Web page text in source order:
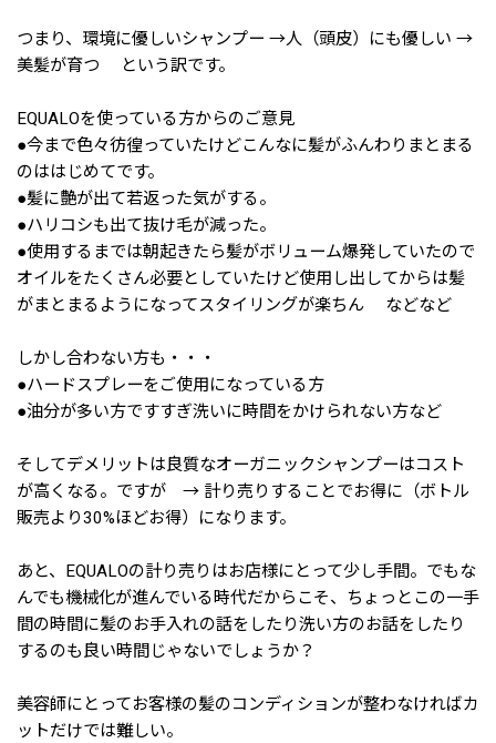
つまり、環境に優しいシャンプー →人（頭皮）にも優しい →
美髪が育つ という訳です。
EQUALOを使っている方からのご意見
●今まで色々彷徨っていたけどこんなに髪がふんわりまとまる
のははじめてです。
●髪に艶が出て若返った気がする。
●ハリコシも出て抜け毛が減った。
●使用するまでは朝起きたら髪がボリューム爆発していたので
オイルをたくさん必要としていたけど使用し出してからは髪
がまとまるようになってスタイリングが楽ちん などなど
しかし合わない方も・・・
●ハードスプレーをご使用になっている方
●油分が多い方ですすぎ洗いに時間をかけられない方など
そしてデメリットは良質なオーガニックシャンプーはコスト
が高くなる。ですが → 計り売りすることでお得に（ボトル
販売より30%ほどお得）になります。
あと、EQUALOの計り売りはお店様にとって少し手間。でもな
んでも機械化が進んでいる時代だからこそ、ちょっとこの一手
間の時間に髪のお手入れの話をしたり洗い方のお話をしたり
するのも良い時間じゃないでしょうか？
美容師にとってお客様の髪のコンディションが整わなければカ
ットだけでは難しい。